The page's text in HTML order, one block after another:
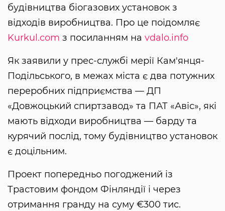
будівництва біогазових установок з
відходів виробництва. Про це поідомляє
Kurkul.com з посиланням на vdalo.info
Як заявили у прес-службі мерії Кам'янця-
Подільського, в межах міста є два потужних
переробних підприємства — ДП
«Довжоцький спиртзавод» та ПАТ «Авіс», які
мають відходи виробництва — барду та
курячий послід, тому будівництво установок
є доцільним.
Проект попередньо погоджений із
Трастовим фондом Фінляндії і через
отримання гранду на суму €300 тис.